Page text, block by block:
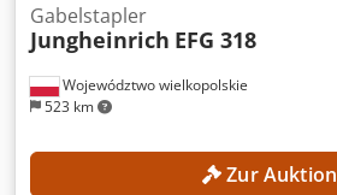
Województwo wielkopolskie
523 km
Gabelstapler
Jungheinrich EFG 318
Zur Auktion